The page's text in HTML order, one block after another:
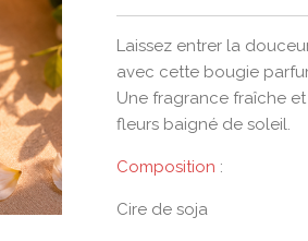
Laissez entrer la
avec cette bougie
Une fragrance fraîche
fleurs baigné de soleil.
Composition :
Cire de soja